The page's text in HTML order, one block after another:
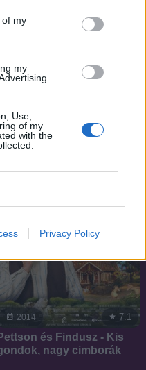
of my
my
Use,
of my
with the
Privacy Policy
2024
2014 7.1
és Findusz - Kis
nagy cimborák